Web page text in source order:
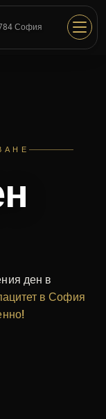
София
ден в
в София